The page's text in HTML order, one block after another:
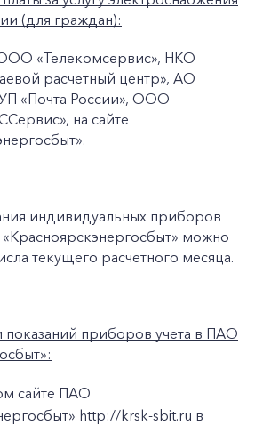
звонок
клиентам
(для граждан):
«Телекомсервис», НКО
расчетный центр», АО
«Почта России», ООО
на сайте
индивидуальных приборов
можно
текущего расчетного месяца.
приборов учета в ПАО
сайте ПАО
http://krsk-sbit.ru в